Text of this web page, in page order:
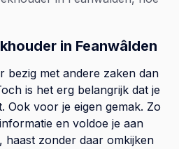
in Feanwâlden
bezig met andere zaken dan
is het erg belangrijk dat je
Ook voor je eigen gemak. Zo
en voldoe je aan
haast zonder daar omkijken